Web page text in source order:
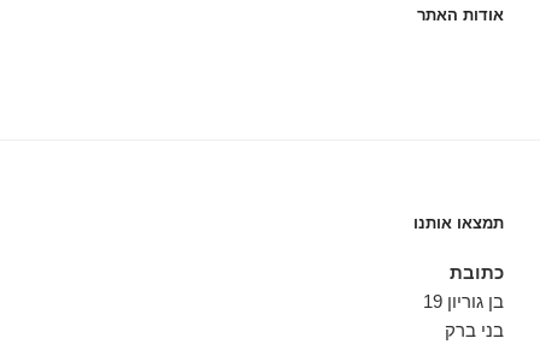
אודות האתר
תמצאו אותנו
כתובת
בן גוריון 19
בני ברק